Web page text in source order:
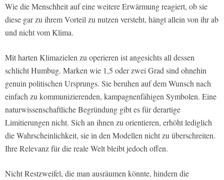
Wie die Menschheit auf eine weitere Erwärmung reagiert, ob sie
diese gar zu ihrem Vorteil zu nutzen versteht, hängt allein von ihr ab
und nicht vom Klima.
Mit harten Klimazielen zu operieren ist angesichts all dessen
schlicht Humbug. Marken wie 1,5 oder zwei Grad sind ohnehin
genuin politischen Ursprungs. Sie beruhen auf dem Wunsch nach
einfach zu kommunizierenden, kampagnenfähigen Symbolen. Eine
naturwissenschaftliche Begründung gibt es für derartige
Limitierungen nicht. Sich an ihnen zu orientieren, erhöht lediglich
die Wahrscheinlichkeit, sie in den Modellen nicht zu überschreiten.
Ihre Relevanz für die reale Welt bleibt jedoch offen.
Nicht Restzweifel, die man ausräumen könnte, hindern die